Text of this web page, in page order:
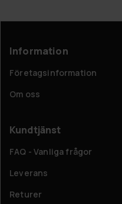
Information
Företagsinformation
Om oss
Kundtjänst
FAQ - Vanliga frågor
Leverans
Returer